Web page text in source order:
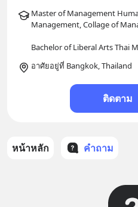
Master of Management
Management, Collage of
อาศัยอยู่ที่ Bangkok, Thailand
ติดตาม
หน้าหลัก คำถาม